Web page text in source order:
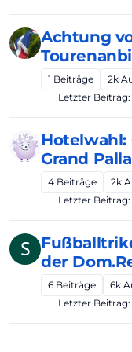
Achtung
1 Beiträge 2k
Letzter Beitrag:
Hotelwahl:
Grand
4 Beiträge 2k
Letzter Beitrag:
S
der
6 Beiträge 6k
Letzter Beitrag: